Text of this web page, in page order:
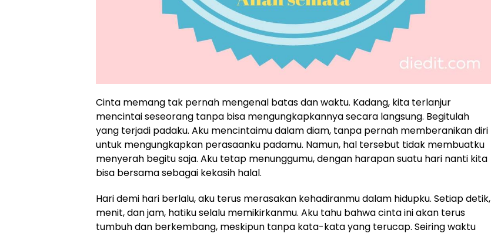
Cinta memang tak pernah mengenal batas dan waktu. Kadang, kita terlanjur
mencintai seseorang tanpa bisa mengungkapkannya secara langsung. Begitulah
yang terjadi padaku. Aku mencintaimu dalam diam, tanpa pernah memberanikan diri
untuk mengungkapkan perasaanku padamu. Namun, hal tersebut tidak membuatku
menyerah begitu saja. Aku tetap menunggumu, dengan harapan suatu hari nanti kita
bisa bersama sebagai kekasih halal.
Hari demi hari berlalu, aku terus merasakan kehadiranmu dalam hidupku. Setiap detik,
menit, dan jam, hatiku selalu memikirkanmu. Aku tahu bahwa cinta ini akan terus
tumbuh dan berkembang, meskipun tanpa kata-kata yang terucap. Seiring waktu